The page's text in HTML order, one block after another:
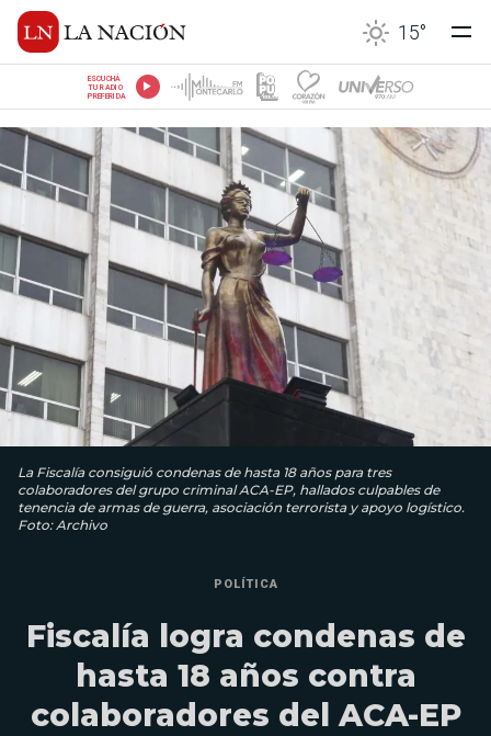
15°
ESCUCHÁ
TU RADIO
PREFERIDA
La Fiscalía consiguió condenas de hasta 18 años para tres
colaboradores del grupo criminal ACA-EP, hallados culpables de
tenencia de armas de guerra, asociación terrorista y apoyo logístico.
Foto: Archivo
POLÍTICA
Fiscalía logra condenas de
hasta 18 años contra
colaboradores del ACA-EP